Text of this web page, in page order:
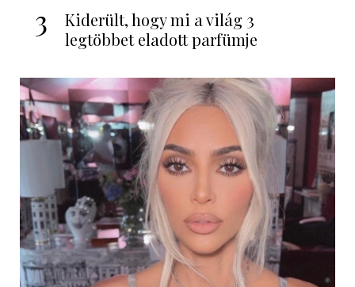
3
Kiderült, hogy mi a világ 3
legtöbbet eladott parfümje